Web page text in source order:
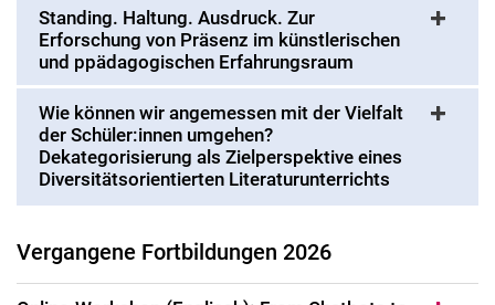
Uni4School und Abrufangebote
Studiengänge zur Weiterbildung
Anmeldung zu einem Fortbildungsangebot
Fortbildungsbedarf: Sie suchen, wir bieten
Standing. Haltung. Ausdruck. Zur
Erforschung von Präsenz im künstlerischen
und ppädagogischen Erfahrungsraum
Wie können wir angemessen mit der Vielfalt
der Schüler:innen umgehen?
Dekategorisierung als Zielperspektive eines
Diversitätsorientierten Literaturunterrichts
Vergangene Fortbildungen 2026